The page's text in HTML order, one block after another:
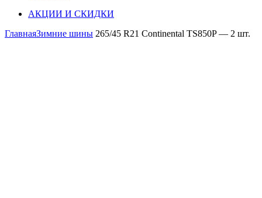
АКЦИИ И СКИДКИ
ГлавнаяЗимние шины 265/45 R21 Continental TS850P — 2 шт.